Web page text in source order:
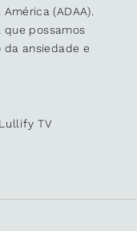
(ADAA).
que possamos
da ansiedade e
Lullify TV